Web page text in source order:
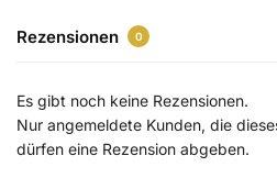
Rezensionen 0
Es gibt noch keine Rezensionen.
Nur angemeldete Kunden, die
dürfen eine Rezension abgeben.